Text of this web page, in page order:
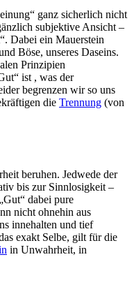
ganz sicherlich nicht
subjektive Ansicht –
Dabei ein Mauerstein
Böse, unseres Daseins.
Prinzipien
ist , was der
begrenzen wir so uns
die Trennung (von
beruhen. Jedwede der
bis zur Sinnlosigkeit –
dabei pure
nicht ohnehin aus
innehalten und tief
exakt Selbe, gilt für die
in Unwahrheit, in